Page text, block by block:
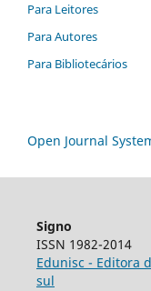
Para Leitores
Para Autores
Para Bibliotecários
Open Journal
Signo
ISSN 1982-2014
Edunisc - Editora
sul